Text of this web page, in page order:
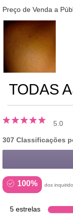
Preço de Venda a
TODAS
5.0
307 Classificações
100% dos
5 estrelas